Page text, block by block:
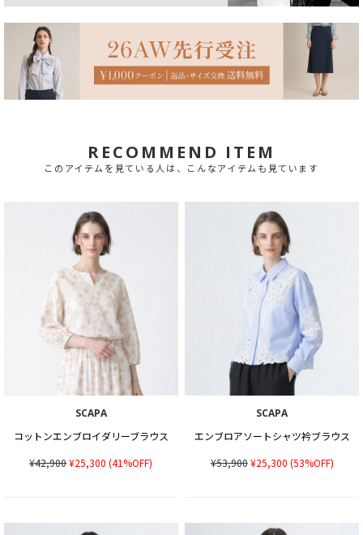
RECOMMEND ITEM
このアイテムを見ている人は、こんなアイテムも見ています
SCAPA
コットンエンブロイダリーブラウス
¥42,900¥25,300 (41%OFF)
SCAPA
エンブロアソートシャツ衿ブラウス
¥53,900¥25,300 (53%OFF)